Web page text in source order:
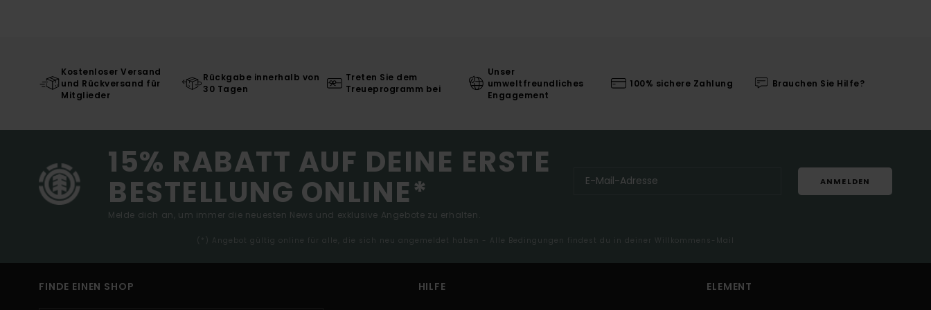
Kostenloser Versand
und Rückversand für
Mitglieder
Rückgabe innerhalb von
30 Tagen
Treten Sie dem
Treueprogramm bei
Unser
umweltfreundliches
Engagement
100% sichere Zahlung Brauchen Sie Hilfe?
15% RABATT AUF DEINE ERSTE
BESTELLUNG ONLINE*
Melde dich an, um immer die neuesten News und exklusive Angebote zu erhalten.
ANMELDEN
(*) Angebot gültig online für alle, die sich neu angemeldet haben - Alle Bedingungen findest du in deiner Willkommens-Mail
FINDE EINEN SHOP HILFE ELEMENT